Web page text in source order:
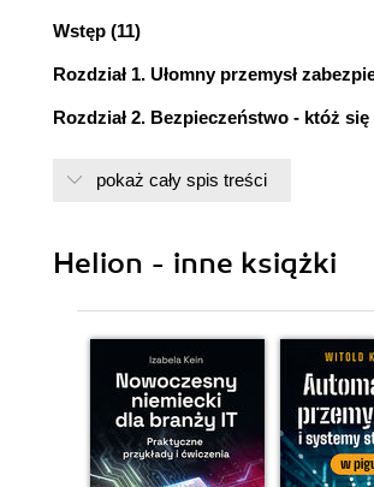
Wstęp (11)
Rozdział 1. Ułomny przemysł
Rozdział 2. Bezpieczeństwo - któż
Rozdział 4. Dobrze być złym (35)
warto go używać? (39)
Rozdział 6. AV Microsoftu - strachy na
Rozdział 7. Czy Google jest zły? (47)
Rozdział 8. Dlaczego antywirusy nie
pokaż cały spis treści
Helion - inne książki